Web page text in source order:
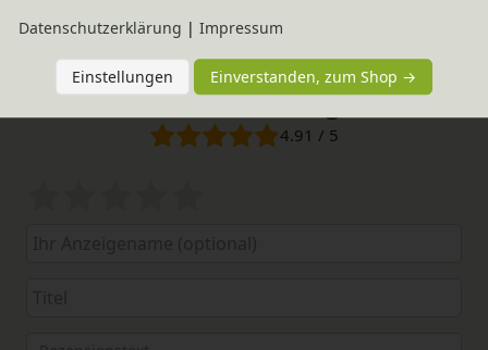
Elternerfahrungen
4.91 / 5
Daten­schutz­erklärung | Impressum
Einstellungen Einverstanden, zum Shop →